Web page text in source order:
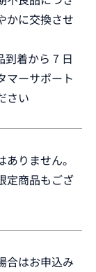
かに交換させ
到着から 7 日
マーサポート
さい
りません。
定商品もござ
合はお申込み